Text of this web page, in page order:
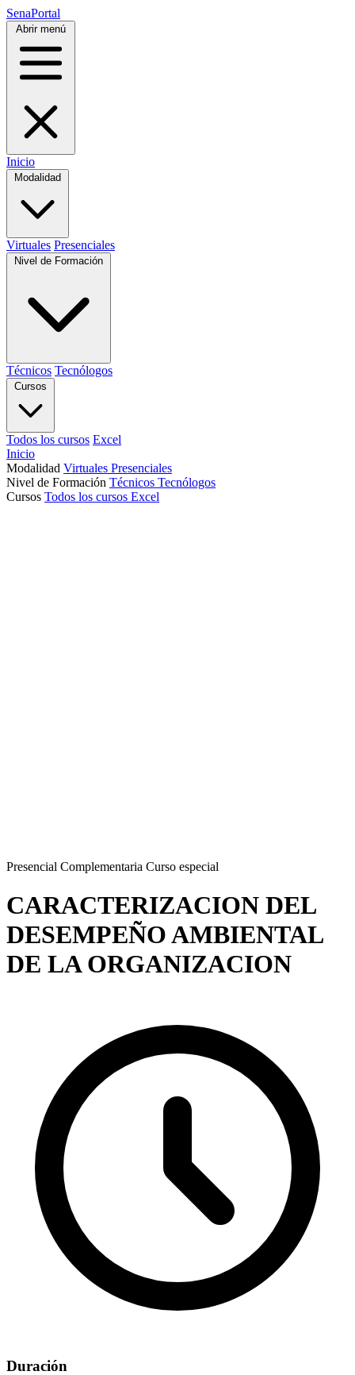
SenaPortal
Abrir menú
Inicio
Virtuales Presenciales
Técnicos Tecnólogos
Todos los cursos Excel
Inicio
Modalidad Virtuales Presenciales
Nivel de Formación Técnicos Tecnólogos
Cursos Todos los cursos Excel
Presencial Complementaria Curso especial
CARACTERIZACION DEL
DESEMPEÑO AMBIENTAL
DE LA ORGANIZACION
Duración